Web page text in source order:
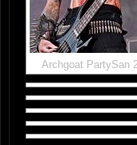
Archgoat PartySan